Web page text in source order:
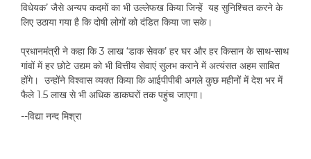
विधेयक’ जैसे अन्यप कदमों का भी उल्लेफख किया जिन्हें यह सुनिश्चित करने के
लिए उठाया गया है कि दोषी लोगों को दंडित किया जा सके।
प्रधानमंत्री ने कहा कि 3 लाख ‘डाक सेवक’ हर घर और हर किसान के साथ-साथ
गांवों में हर छोटे उद्यम को भी वित्तीय सेवाएं सुलभ कराने में अत्यंसत अहम साबित
होंगे। उन्होंने विश्वास व्यक्त किया कि आईपीपीबी अगले कुछ महीनों में देश भर में
फैले 1.5 लाख से भी अधिक डाकघरों तक पहुंच जाएगा।
--विद्या नन्द मिश्रा